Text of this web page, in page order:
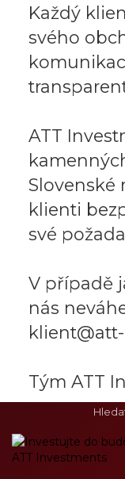
Každý
svého
ATT
Slovenské
klienti
své
V případě
nás
Tým ATT